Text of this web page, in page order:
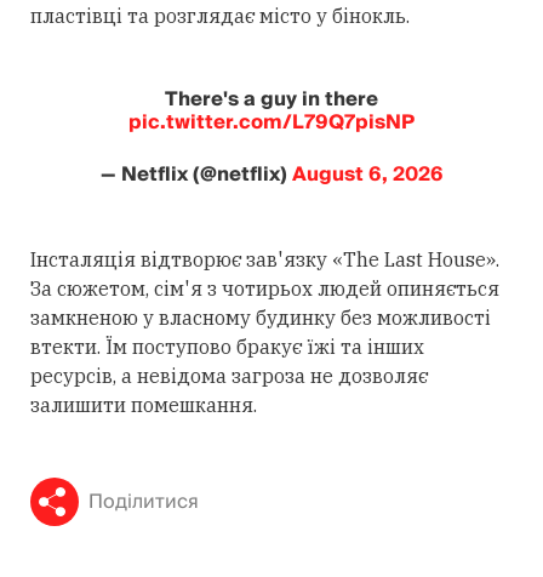
пластівці та розглядає місто у бінокль.
There's a guy in there
pic.twitter.com/L79Q7pisNP
— Netflix (@netflix)August 6, 2026
Інсталяція відтворює зав'язку «The Last House».
За сюжетом, сім'я з чотирьох людей опиняється
замкненою у власному будинку без можливості
втекти. Їм поступово бракує їжі та інших
ресурсів, а невідома загроза не дозволяє
залишити помешкання.
Поділитися